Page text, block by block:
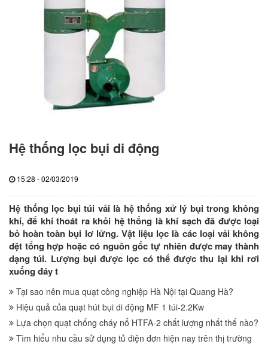
Hệ thống lọc bụi di động
15:28 - 02/03/2019
Hệ thống lọc bụi túi vải là hệ thống xử lý bụi trong không
khí, để khí thoát ra khỏi hệ thống là khí sạch đã được loại
bỏ hoàn toàn bụi lơ lửng. Vật liệu lọc là các loại vải không
dệt tổng hợp hoặc có nguồn gốc tự nhiên được may thành
dạng túi. Lượng bụi được lọc có thể được thu lại khi rơi
xuống đáy t
Tại sao nên mua quạt công nghiệp Hà Nội tại Quang Hà?
Hiệu quả của quạt hút bụi di động MF 1 túi-2.2Kw
Lựa chọn quạt chống cháy nổ HTFA-2 chất lượng nhất thế nào?
Tìm hiểu nhu cầu sử dụng tủ điện đơn hiện nay trên thị trường